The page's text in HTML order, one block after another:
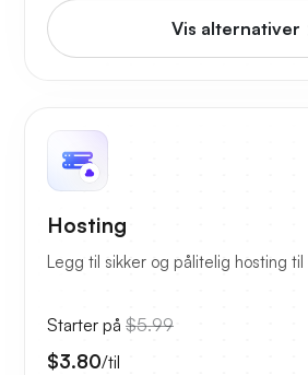
Vis alternativer
Hosting
Legg til sikker og pålitelig hosting
Starter på $5.99
$3.80/til